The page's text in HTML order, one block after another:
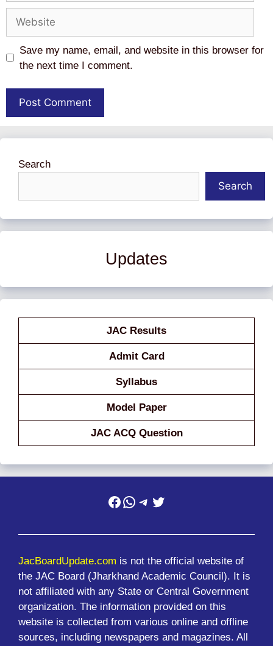
Website
Save my name, email, and website in this browser for
the next time I comment.
Search
Search
Updates
JAC Results
Admit Card
Syllabus
Model Paper
JAC ACQ Question
Facebook
WhatsApp
Telegram
Twitter
JacBoardUpdate.com is not the official website of
the JAC Board (Jharkhand Academic Council). It is
not affiliated with any State or Central Government
organization. The information provided on this
website is collected from various online and offline
sources, including newspapers and magazines. All